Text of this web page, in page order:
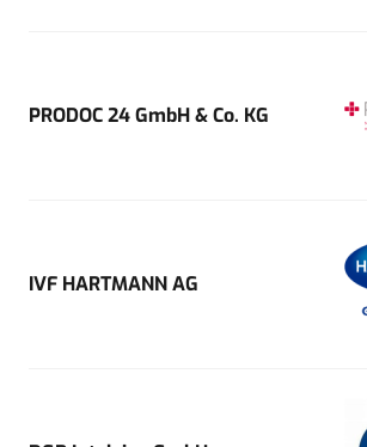
PRODOC 24 GmbH & Co. KG
IVF HARTMANN AG